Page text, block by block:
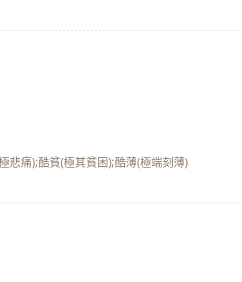
悲痛);酷貧(極其貧困);酷薄(極端刻薄)